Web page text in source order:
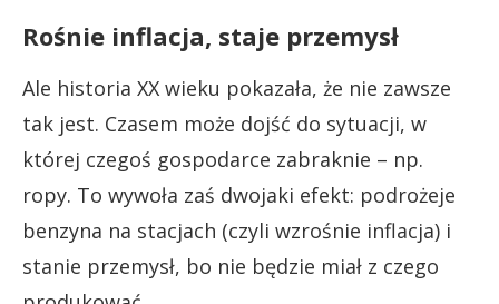
Rośnie inflacja, staje przemysł
Ale historia XX wieku pokazała, że nie zawsze
tak jest. Czasem może dojść do sytuacji, w
której czegoś gospodarce zabraknie – np.
ropy. To wywoła zaś dwojaki efekt: podrożeje
benzyna na stacjach (czyli wzrośnie inflacja) i
stanie przemysł, bo nie będzie miał z czego